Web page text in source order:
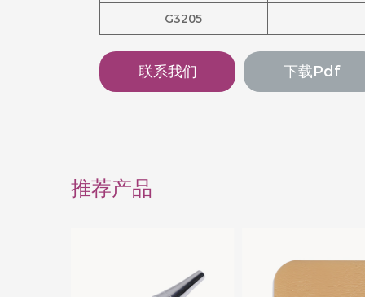
G3205
联系我们 下载pdf
推荐产品